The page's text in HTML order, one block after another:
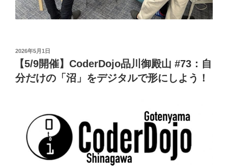
投
日:
2026年5月1日
【5/9開催】CoderDojo品川御殿山 #73：自
分だけの「沼」をデジタルで形にしよう！